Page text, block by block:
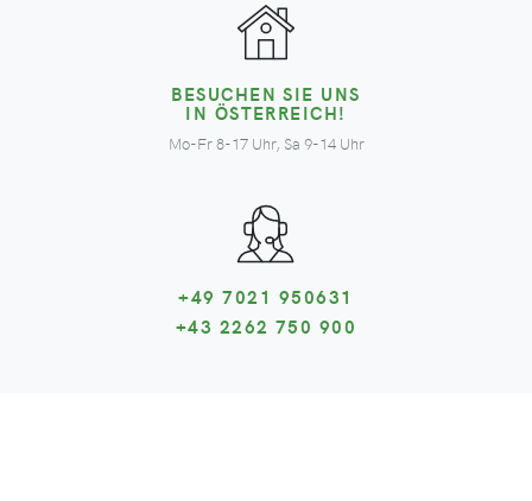
BESUCHEN SIE UNS
IN ÖSTERREICH!
Mo-Fr 8-17 Uhr, Sa 9-14 Uhr
+49 7021 950631
+43 2262 750 900